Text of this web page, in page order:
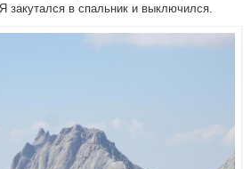
закутался в спальник и выключился.